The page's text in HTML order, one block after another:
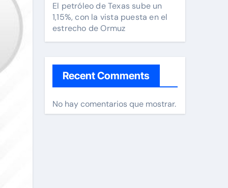
El petróleo de Texas sube un
1,15%, con la vista puesta en el
estrecho de Ormuz
Recent Comments
No hay comentarios que mostrar.